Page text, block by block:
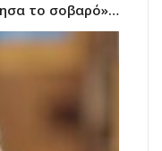
το σοβαρό»…